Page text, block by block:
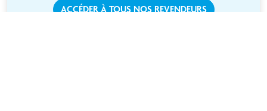
ACCÉDER À TOUS NOS REVENDEURS